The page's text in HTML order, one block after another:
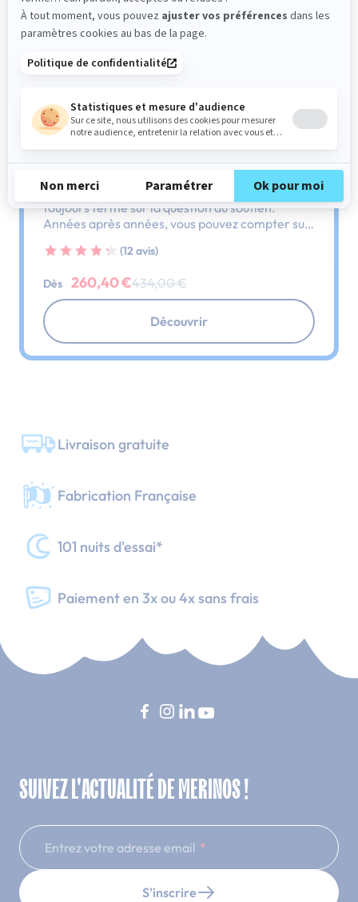
Sommier
PENCIL FERME
Comme son nom l'indique, ce sommier est
toujours ferme sur la question du soutien.
Années après années, vous pouvez compter sur
(12 avis)
Dès 260,40 €434,00 €
Découvrir
Livraison gratuite
Fabrication Française
101 nuits d'essai*
Paiement en 3x ou 4x sans frais
SUIVEZ L'ACTUALITÉ DE MERINOS !
Entrez votre adresse email
S'inscrire